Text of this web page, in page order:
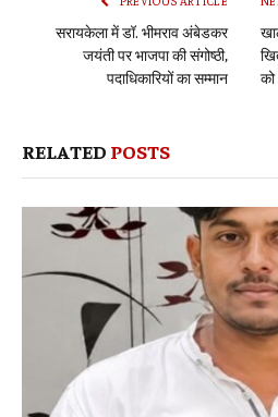
सरायकेला में डॉ. भीमराव अंबेडकर
जयंती पर भाजपा की संगोष्ठी,
पदाधिकारियों का सम्मान
को
RELATED POSTS